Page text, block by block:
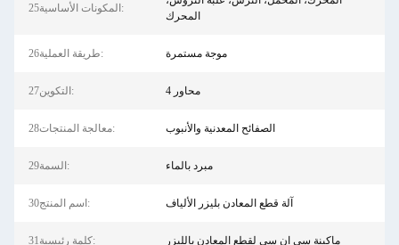
25المكونات الأساسية:
المحرك
26طريقة العملية: موجة مستمرة
27التكوين: 4 محاور
28معالجة المنتجات: الصفائح المعدنية والأنبوب
29السمة: مبرد بالماء
30اسم المنتج: آلة قطع المعادن بليزر الألياف
31كلمة رئيسية: ماكينة سي ان سي لقطع المعادن بالليزر